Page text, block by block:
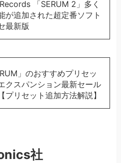
「SERUM 2」多く
が追加された超定番ソフト
最新版
」のおすすめプリセッ
クスパンション最新セール
プリセット追加方法解説】
社